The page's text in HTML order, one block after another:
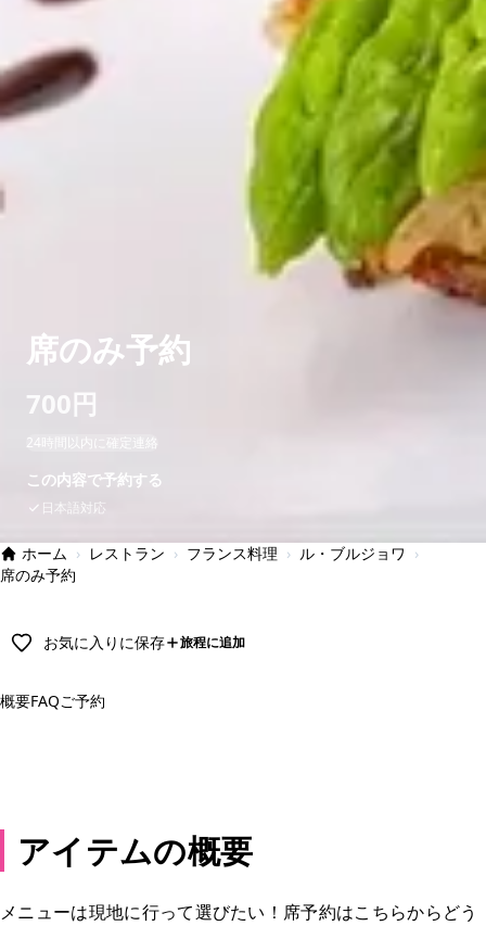
席のみ予約
700円
24時間以内に確定連絡
この内容で予約する
日本語対応
ホーム › レストラン › フランス料理 › ル・ブルジョワ ›
席のみ予約
お気に入りに保存 旅程に追加
概要FAQご予約
アイテムの概要
メニューは現地に行って選びたい！席予約はこちらからどう